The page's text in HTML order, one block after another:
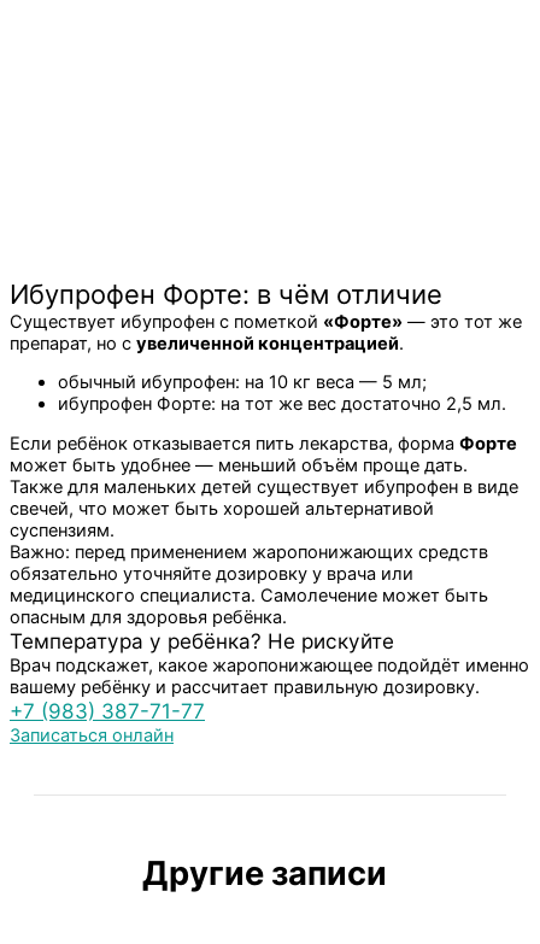
Ибупрофен Форте: в чём отличие
Существует ибупрофен с пометкой «Форте» — это тот же
препарат, но с увеличенной концентрацией.
обычный ибупрофен: на 10 кг веса — 5 мл;
ибупрофен Форте: на тот же вес достаточно 2,5 мл.
Если ребёнок отказывается пить лекарства, форма Форте
может быть удобнее — меньший объём проще дать.
Также для маленьких детей существует ибупрофен в виде
свечей, что может быть хорошей альтернативой
суспензиям.
Важно: перед применением жаропонижающих средств
обязательно уточняйте дозировку у врача или
медицинского специалиста. Самолечение может быть
опасным для здоровья ребёнка.
Температура у ребёнка? Не рискуйте
Врач подскажет, какое жаропонижающее подойдёт именно
вашему ребёнку и рассчитает правильную дозировку.
+7 (983) 387-71-77
Записаться онлайн
Другие записи